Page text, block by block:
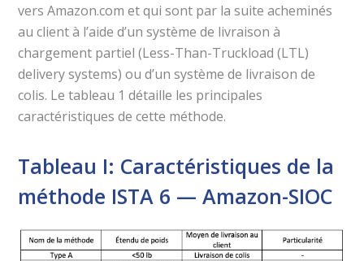
vers Amazon.com et qui sont par la suite acheminés
au client à l’aide d’un système de livraison à
chargement partiel (Less-Than-Truckload (LTL)
delivery systems) ou d’un système de livraison de
colis. Le tableau 1 détaille les principales
caractéristiques de cette méthode.
Tableau I: Caractéristiques de la
méthode ISTA 6 — Amazon-SIOC